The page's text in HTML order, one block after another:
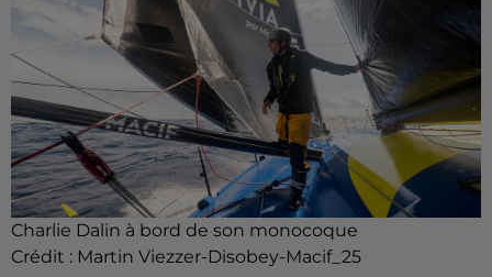
Charlie Dalin à bord de son monocoque
Crédit : Martin Viezzer-Disobey-Macif_25